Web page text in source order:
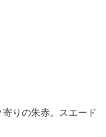
りの朱赤。スエード